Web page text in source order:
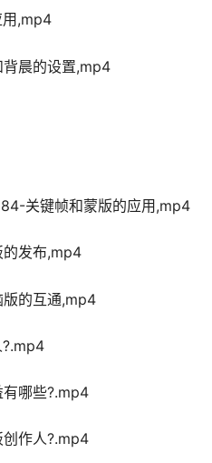
用,mp4
晨的设置,mp4
关键帧和蒙版的应用,mp4
的发布,mp4
的互通,mp4
?.mp4
哪些?.mp4
作人?.mp4